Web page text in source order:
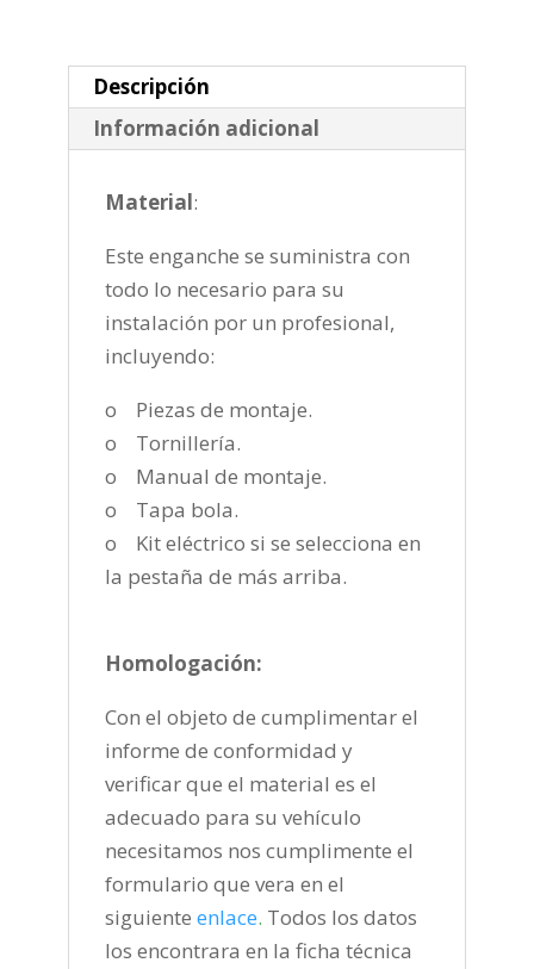
2021-
cantidad
Descripción
Información adicional
Material:
Este enganche se suministra con
todo lo necesario para su
instalación por un profesional,
incluyendo:
o Piezas de montaje.
o Tornillería.
o Manual de montaje.
o Tapa bola.
o Kit eléctrico si se selecciona en
la pestaña de más arriba.
Homologación:
Con el objeto de cumplimentar el
informe de conformidad y
verificar que el material es el
adecuado para su vehículo
necesitamos nos cumplimente el
formulario que vera en el
siguiente enlace. Todos los datos
los encontrara en la ficha técnica